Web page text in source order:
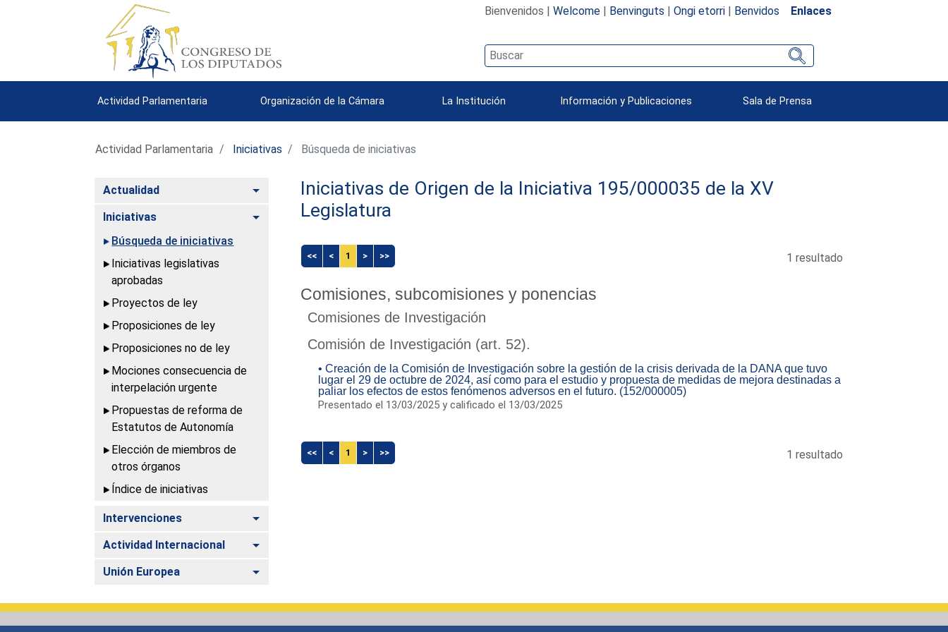
Bienvenidos | Welcome| Benvinguts | Ongi etorri| Benvidos Enlaces
Actividad Parlamentaria Organización de la Cámara La Institución Información y Publicaciones Sala de Prensa
Actividad Parlamentaria Iniciativas Búsqueda de iniciativas
Actualidad Alternar
Iniciativas
Alternar
Búsqueda de iniciativas
Iniciativas legislativas
aprobadas
Proyectos de ley
Proposiciones de ley
Proposiciones no de ley
Mociones consecuencia de
interpelación urgente
Propuestas de reforma de
Estatutos de Autonomía
Elección de miembros de
otros órganos
Índice de iniciativas
Intervenciones Alternar
Actividad Internacional Alternar
Unión Europea Alternar
Iniciativas de Origen de la Iniciativa 195/000035 de la XV
Legislatura
<< < 1 > >> 1 resultado
Comisiones, subcomisiones y ponencias
Comisiones de Investigación
Comisión de Investigación (art. 52).
• Creación de la Comisión de Investigación sobre la gestión de la crisis derivada de la DANA que tuvo
lugar el 29 de octubre de 2024, así como para el estudio y propuesta de medidas de mejora destinadas a
paliar los efectos de estos fenómenos adversos en el futuro. (152/000005)
Presentado el 13/03/2025 y calificado el 13/03/2025
<< < 1 > >> 1 resultado